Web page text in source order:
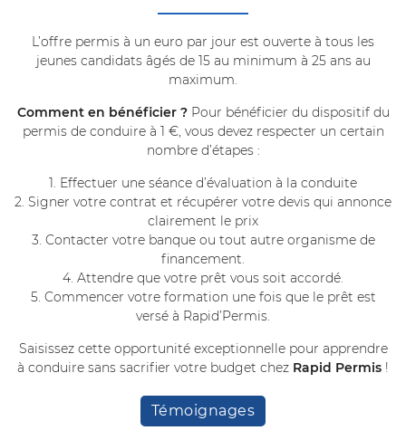
Label
Galerie
Avis
Actualités
Contact
Inscription
Rejoignez-nous
L’offre permis à un euro par jour est ouverte à tous les
jeunes candidats âgés de 15 au minimum à 25 ans au
maximum.
Comment en bénéficier ? Pour bénéficier du dispositif du
permis de conduire à 1 €, vous devez respecter un certain
nombre d’étapes :
1. Effectuer une séance d’évaluation à la conduite
2. Signer votre contrat et récupérer votre devis qui annonce
clairement le prix
3. Contacter votre banque ou tout autre organisme de
financement.
4. Attendre que votre prêt vous soit accordé.
5. Commencer votre formation une fois que le prêt est
versé à Rapid’Permis.
Saisissez cette opportunité exceptionnelle pour apprendre
à conduire sans sacrifier votre budget chez Rapid Permis !
Témoignages